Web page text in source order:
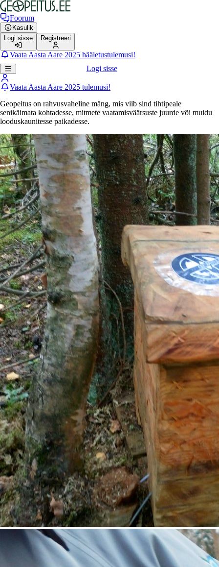
Foorum
Kasulik
Logi sisse
Registreeri
Vaata Aasta Aare 2025 hääletustulemusi!
Logi sisse
Vaata Aasta Aare 2025 tulemusi!
Geopeitus on rahvusvaheline mäng, mis viib sind tihtipeale
senikäimata kohtadesse, mitmete vaatamisväärsuste juurde või muidu
looduskaunitesse paikadesse.